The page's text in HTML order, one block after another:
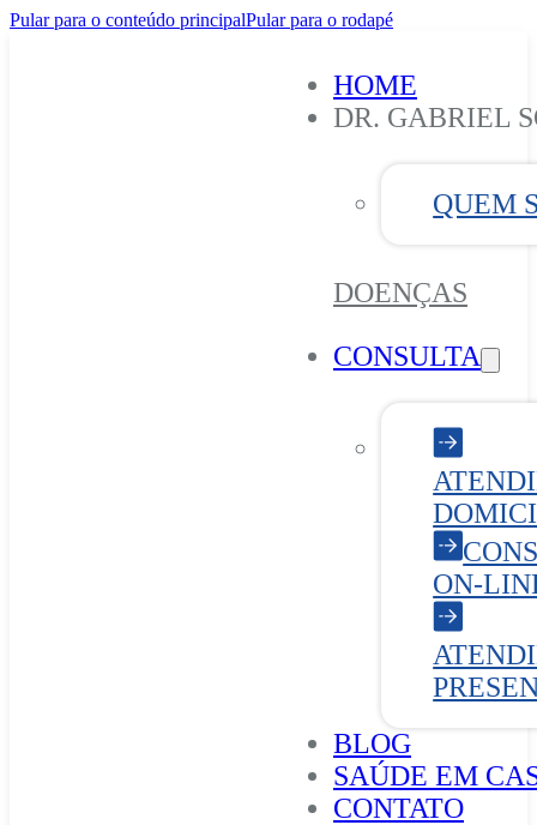
Pular para o conteúdo principalPular para o rodapé
HOME
DR. GABRIEL
QUEM
DOENÇAS
CONSULTA
ON-
BLOG
SAÚDE EM
CONTATO